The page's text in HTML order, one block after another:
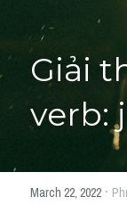
Academic
Phrase
Phrasal Verb
Idioms
Idioms trái
Giải
verb:
March 22, 2022 ·